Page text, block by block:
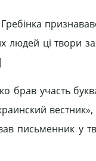
людей ці твори
брав участь
письменник у